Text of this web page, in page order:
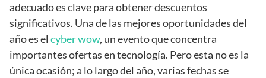
adecuado es clave para obtener descuentos
significativos. Una de las mejores oportunidades del
año es el cyber wow, un evento que concentra
importantes ofertas en tecnología. Pero esta no es la
única ocasión; a lo largo del año, varias fechas se